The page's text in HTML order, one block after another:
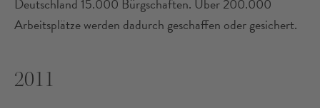
Deutschland 15.000 Bürgschaften. Über 200.000
Arbeitsplätze werden dadurch geschaffen oder gesichert.
2011